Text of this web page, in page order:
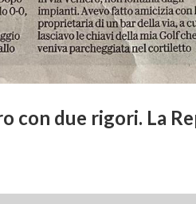
con due rigori. La